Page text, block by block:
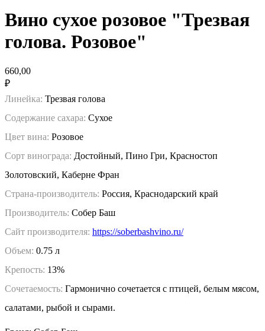
Вино сухое розовое "Трезвая
голова. Розовое"
660,00
₽
Линейка: Трезвая голова
Содержание сахара: Сухое
Цвет вина: Розовое
Сорт винограда: Достойный, Пино Гри, Красностоп
Золотовский, Каберне Фран
Страна-производитель: Россия, Краснодарский край
Производитель: Собер Баш
Сайт производителя: https://soberbashvino.ru/
Объем: 0.75 л
Крепость: 13%
Сочетаемость: Гармонично сочетается с птицей, белым мясом,
салатами, рыбой и сырами.